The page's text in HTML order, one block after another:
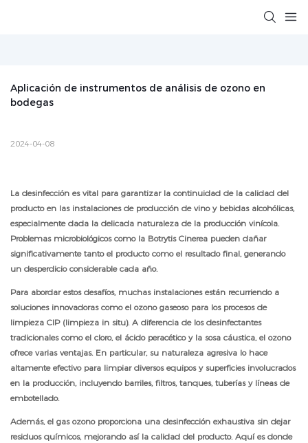
Aplicación de instrumentos de análisis de ozono en
bodegas
2024-04-08
La desinfección es vital para garantizar la continuidad de la calidad del
producto en las instalaciones de producción de vino y bebidas alcohólicas,
especialmente dada la delicada naturaleza de la producción vinícola.
Problemas microbiológicos como la Botrytis Cinerea pueden dañar
significativamente tanto el producto como el resultado final, generando
un desperdicio considerable cada año.
Para abordar estos desafíos, muchas instalaciones están recurriendo a
soluciones innovadoras como el ozono gaseoso para los procesos de
limpieza CIP (limpieza in situ). A diferencia de los desinfectantes
tradicionales como el cloro, el ácido peracético y la sosa cáustica, el ozono
ofrece varias ventajas. En particular, su naturaleza agresiva lo hace
altamente efectivo para limpiar diversos equipos y superficies involucrados
en la producción, incluyendo barriles, filtros, tanques, tuberías y líneas de
embotellado.
Además, el gas ozono proporciona una desinfección exhaustiva sin dejar
residuos químicos, mejorando así la calidad del producto. Aquí es donde